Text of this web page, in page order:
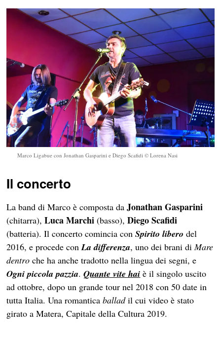
Marco Ligabue con Jonathan Gasparini e Diego Scafidi © Lorena Nasi
Il concerto
La band di Marco è composta daJonathan Gasparini
(chitarra),Luca Marchi (basso),Diego Scafidi
(batteria). Il concerto comincia conSpirito libero del
2016, e procede conLa differenza, uno dei brani di Mare
dentro che ha anche tradotto nella lingua dei segni, e
Ogni piccola pazzia.Quante vite hai è il singolo uscito
ad ottobre, dopo un grande tour nel 2018 con 50 date in
tutta Italia. Una romanticaballadil cui video è stato
girato a Matera, Capitale della Cultura 2019.